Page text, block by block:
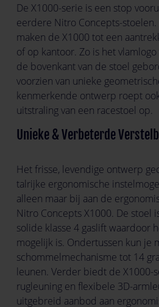
De X1000-serie is een stop
eerdere Nitro Concepts-
maken de X1000 tot een
of op kantoor. Zo is het
de bovenkant van de stoel
voorzien van unieke
kenmerkende ontwerp roept
uitstraling van een racestoel op.
Unieke & Verbeterde
Het frisse, levendige ontwerp
talrijke ergonomische
alleen maar bij aan de
Nitro Concepts X1000. De stoel
solide klasse 4 gaslift waardoor
mogelijk is. Ondertussen kun je
schommelmechanisme tot 14
leunen. Verder biedt de X1000-
rugleuning en flexibele 3D-
uitgebreid aanbod aan